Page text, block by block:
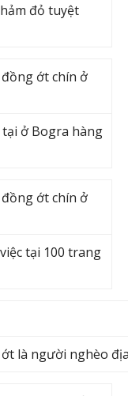
đỏ tuyệt
ở Bogra hàng
tại 100 trang
là người nghèo